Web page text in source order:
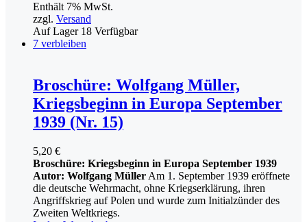
Enthält 7% MwSt.
zzgl. Versand
Auf Lager18 Verfügbar
7 verbleiben
Broschüre: Wolfgang Müller,
Kriegsbeginn in Europa September
1939 (Nr. 15)
5,20 €
Broschüre: Kriegsbeginn in Europa September 1939
Autor: Wolfgang Müller Am 1. September 1939 eröffnete
die deutsche Wehrmacht, ohne Kriegserklärung, ihren
Angriffskrieg auf Polen und wurde zum Initialzünder des
Zweiten Weltkriegs.